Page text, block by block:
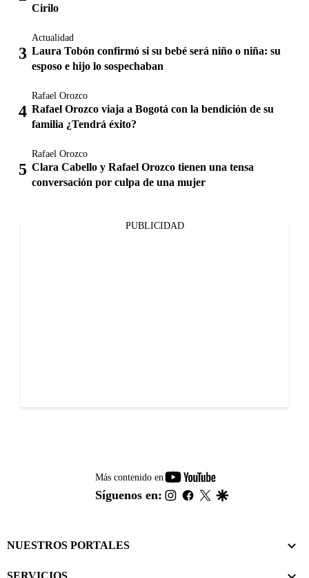
Cirilo
Actualidad
Laura Tobón confirmó si su bebé será niño o niña: su
esposo e hijo lo sospechaban
Rafael Orozco
Rafael Orozco viaja a Bogotá con la bendición de su
familia ¿Tendrá éxito?
Rafael Orozco
Clara Cabello y Rafael Orozco tienen una tensa
conversación por culpa de una mujer
PUBLICIDAD
Más contenido en
youtube-
footer
Síguenos en: instagram
facebook
twitter
NUESTROS PORTALES